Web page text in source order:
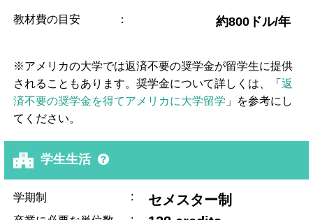
教材費の目安 ： 約800ドル/年
※アメリカの大学では返済不要の奨学金が留学生に提供
されることもあります。奨学金について詳しくは、「返
済不要の奨学金を得てアメリカに大学留学 」を参考にし
てください。
学生生活
学期制 : セメスター制